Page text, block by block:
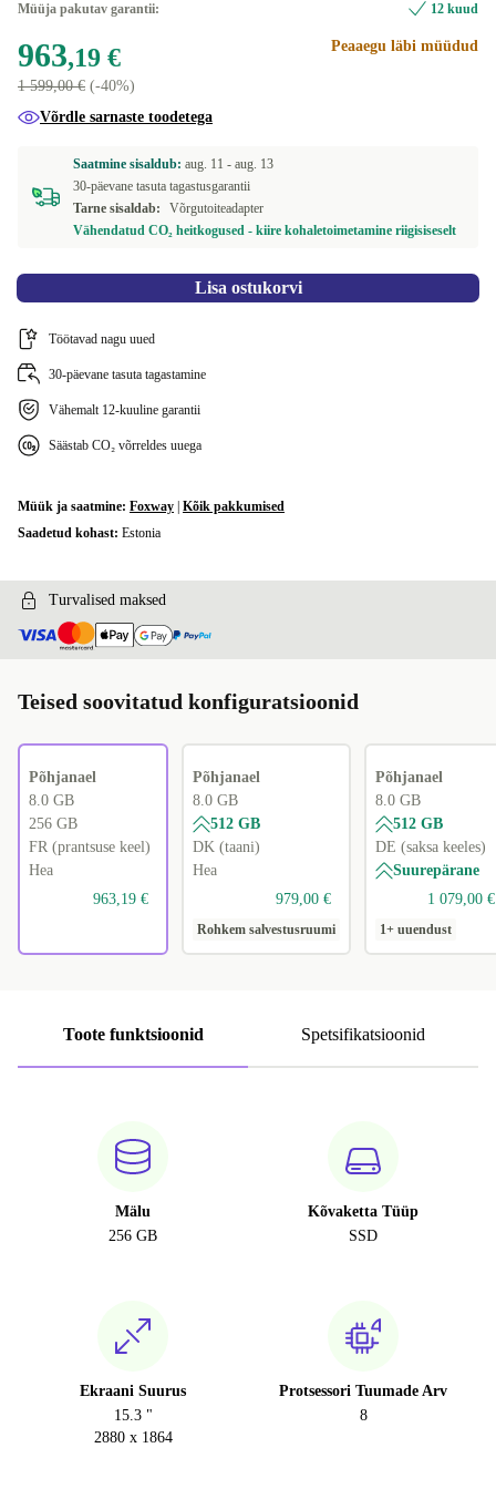
US (US inglise keeles) +73,76 €
Saadaval teistes konfiguratsioonides
DK (taani)
SE (rootsi)
DE (saksa keeles) +665,91 €
Müüja pakutav garantii: 12 kuud
963,19 €
1 599,00 € (-40%)
Peaaegu läbi müüdud
Võrdle sarnaste toodetega
Saatmine sisaldub: aug. 11 - aug. 13
30-päevane tasuta tagastusgarantii
Tarne sisaldab:
Võrgutoiteadapter
Vähendatud CO₂ heitkogused - kiire kohaletoimetamine riigisiseselt
Lisa ostukorvi
Töötavad nagu uued
30-päevane tasuta tagastamine
Vähemalt 12-kuuline garantii
Säästab CO₂ võrreldes uuega
Müük ja saatmine: Foxway Kõik pakkumised
Saadetud kohast: Estonia
Turvalised maksed
Teised soovitatud konfiguratsioonid
Põhjanael
8.0 GB
256 GB
FR (prantsuse keel)
Hea
963,19 €
Põhjanael
8.0 GB
512 GB
DK (taani)
Hea
979,00 €
Rohkem salvestusruumi
Põhjanael
8.0 GB
512 GB
DE (saksa keeles)
Suurepärane
1 079,00 €
1+ uuendust
Toote funktsioonid Spetsifikatsioonid
Mälu
256 GB
Kõvaketta Tüüp
SSD
Ekraani Suurus
15.3 "
2880 x 1864
Protsessori Tuumade Arv
8